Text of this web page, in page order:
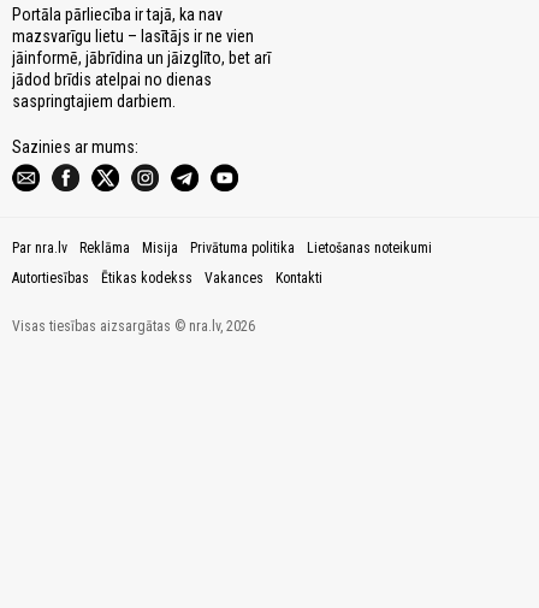
Portāla pārliecība ir tajā, ka nav
mazsvarīgu lietu – lasītājs ir ne vien
jāinformē, jābrīdina un jāizglīto, bet arī
jādod brīdis atelpai no dienas
saspringtajiem darbiem.
Sazinies ar mums:
Par nra.lv Reklāma Misija Privātuma politika
Lietošanas noteikumi
Autortiesības
Ētikas kodekss Vakances Kontakti
Visas tiesības aizsargātas © nra.lv, 2026